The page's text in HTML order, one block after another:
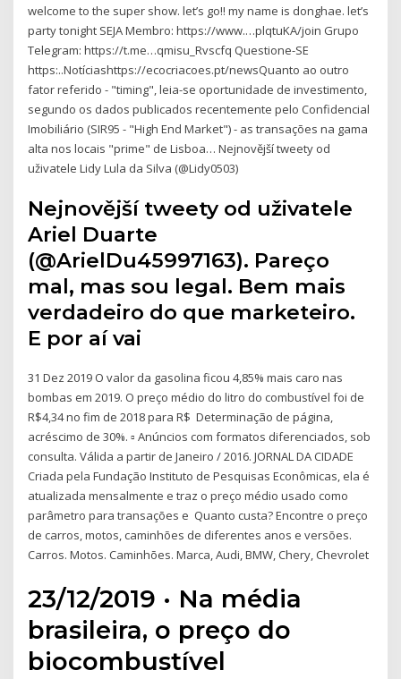
welcome to the super show. let’s go!! my name is donghae. let’s
party tonight SEJA Membro: https://www.…plqtuKA/join Grupo
Telegram: https://t.me…qmisu_Rvscfq Questione-SE
https:..Notíciashttps://ecocriacoes.pt/newsQuanto ao outro
fator referido - "timing", leia-se oportunidade de investimento,
segundo os dados publicados recentemente pelo Confidencial
Imobiliário (SIR95 - "High End Market") - as transações na gama
alta nos locais "prime" de Lisboa… Nejnovější tweety od
uživatele Lidy Lula da Silva (@Lidy0503)
Nejnovější tweety od uživatele
Ariel Duarte
(@ArielDu45997163). Pareço
mal, mas sou legal. Bem mais
verdadeiro do que marketeiro.
E por aí vai
31 Dez 2019 O valor da gasolina ficou 4,85% mais caro nas
bombas em 2019. O preço médio do litro do combustível foi de
R$4,34 no fim de 2018 para R$ Determinação de página,
acréscimo de 30%. ▫ Anúncios com formatos diferenciados, sob
consulta. Válida a partir de Janeiro / 2016. JORNAL DA CIDADE
Criada pela Fundação Instituto de Pesquisas Econômicas, ela é
atualizada mensalmente e traz o preço médio usado como
parâmetro para transações e Quanto custa? Encontre o preço
de carros, motos, caminhões de diferentes anos e versões.
Carros. Motos. Caminhões. Marca, Audi, BMW, Chery, Chevrolet
23/12/2019 · Na média
brasileira, o preço do
biocombustível